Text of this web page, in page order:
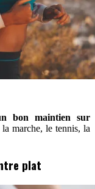
bon maintien sur
marche, le tennis, la
plat